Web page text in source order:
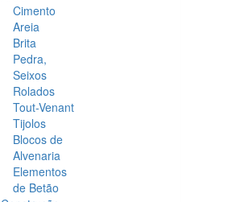
Cimento
Areia
Brita
Pedra,
Seixos
Rolados
Tout-Venant
Tijolos
Blocos de
Alvenaria
Elementos
de Betão